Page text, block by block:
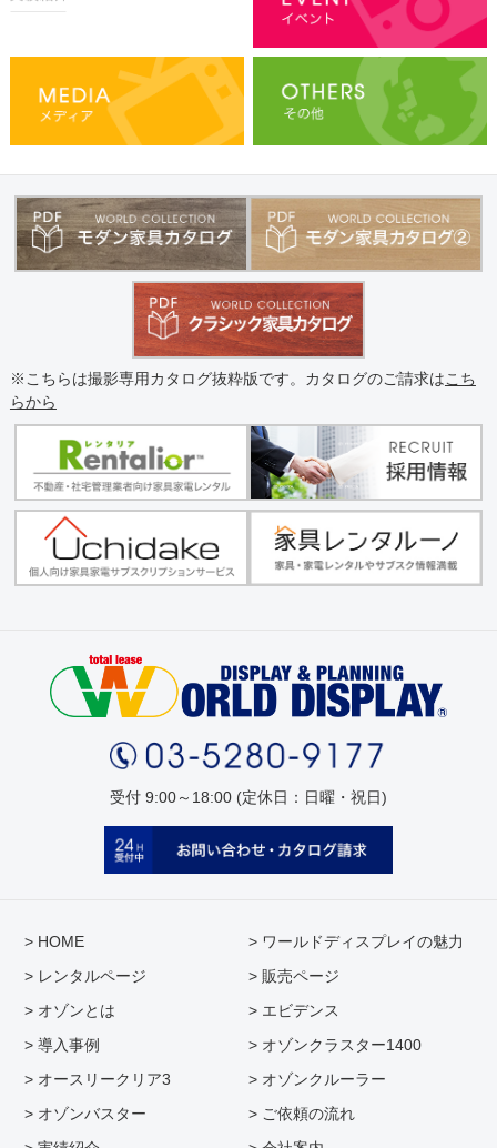
※こちらは撮影専用カタログ抜粋版です。カタログのご請求はこち
らから
受付 9:00～18:00 (定休日：日曜・祝日)
> HOME
> ワールドディスプレイの魅力
> レンタルページ
> 販売ページ
> オゾンとは
> エビデンス
> 導入事例
> オゾンクラスター1400
> オースリークリア3
> オゾンクルーラー
> オゾンバスター
> ご依頼の流れ